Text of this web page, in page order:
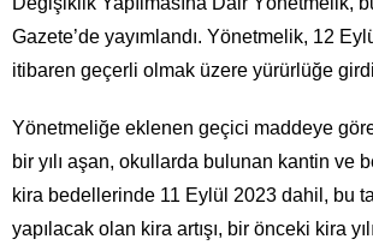
Gazete’de yayımlandı. Yönetmelik, 12
itibaren geçerli olmak üzere yürürlüğe
Yönetmeliğe eklenen geçici maddeye
bir yılı aşan, okullarda bulunan kantin ve
kira bedellerinde 11 Eylül 2023 dahil, bu
yapılacak olan kira artışı, bir önceki kira